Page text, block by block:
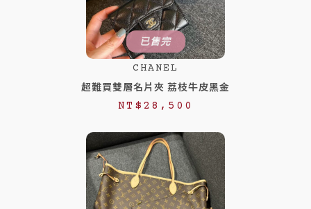
已售完
CHANEL
超難買雙層名片夾 荔枝牛皮黑金
NT$ 28,500